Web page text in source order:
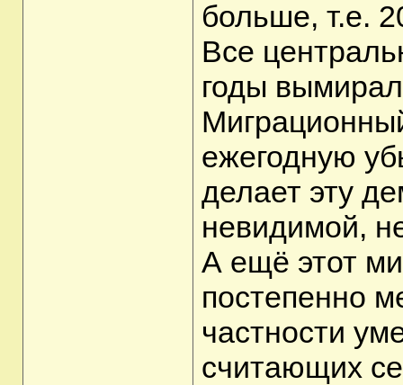
больше, т.е.
Все
годы
ежегодную
делает эту
невидимой,
А ещё этот
постепенно
частности
считающих